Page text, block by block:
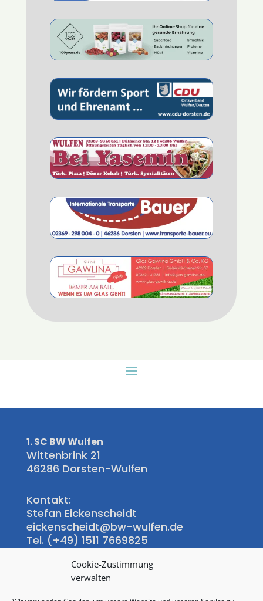
Cookie-Zustimmung
verwalten
1. SC BW Wulfen
Wittenbrink 21
46286 Dorsten-Wulfen
Kontakt:
Stefan Eickenscheidt
eickenscheidt@bw-wulfen.de
Tel. (+49) 1511 7669825
Wittenbrink-Klause:
Regina Hübner-Hoinkis